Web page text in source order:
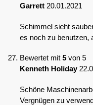
Garrett 20.01.2021
Schimmel sieht
es noch zu benutzen,
Bewertet mit 5 von 5
Kenneth Holiday
Schöne
Vergnügen zu